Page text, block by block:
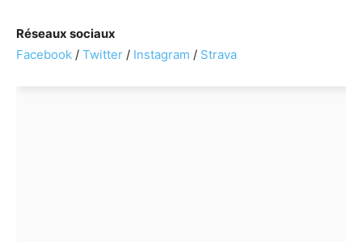
Réseaux sociaux
Facebook / Twitter / Instagram / Strava